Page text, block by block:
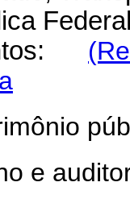
e